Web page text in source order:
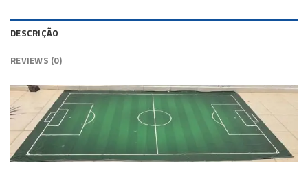
DESCRIÇÃO
REVIEWS (0)